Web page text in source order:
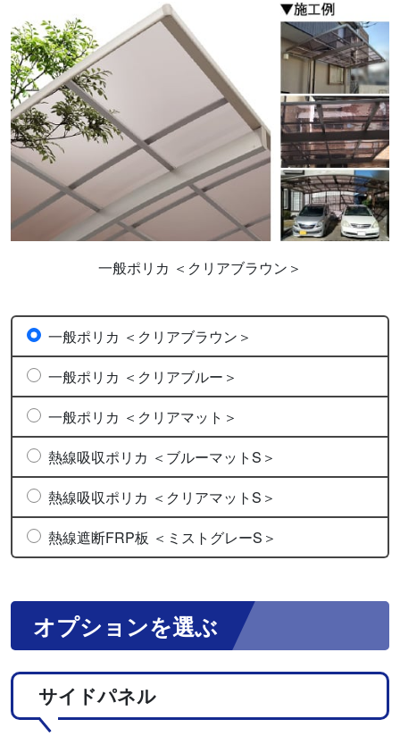
一般ポリカ ＜クリアブラウン＞
一般ポリカ ＜クリアブラウン＞
一般ポリカ ＜クリアブルー＞
一般ポリカ ＜クリアマット＞
熱線吸収ポリカ ＜ブルーマットS＞
熱線吸収ポリカ ＜クリアマットS＞
熱線遮断FRP板 ＜ミストグレーS＞
オプションを選ぶ
サイドパネル